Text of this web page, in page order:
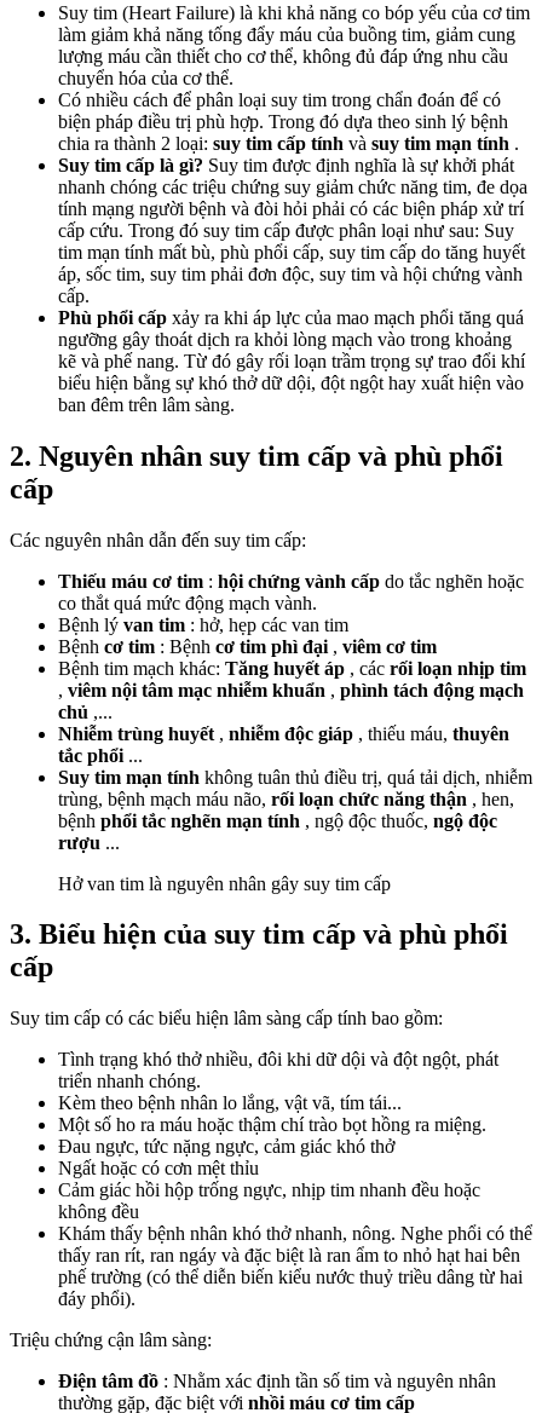
Suy tim (Heart Failure) là khi khả năng co bóp yếu của cơ tim
làm giảm khả năng tống đẩy máu của buồng tim, giảm cung
lượng máu cần thiết cho cơ thể, không đủ đáp ứng nhu cầu
chuyển hóa của cơ thể.
Có nhiều cách để phân loại suy tim trong chẩn đoán để có
biện pháp điều trị phù hợp. Trong đó dựa theo sinh lý bệnh
chia ra thành 2 loại: suy tim cấp tính và suy tim mạn tính .
Suy tim cấp là gì? Suy tim được định nghĩa là sự khởi phát
nhanh chóng các triệu chứng suy giảm chức năng tim, đe dọa
tính mạng người bệnh và đòi hỏi phải có các biện pháp xử trí
cấp cứu. Trong đó suy tim cấp được phân loại như sau: Suy
tim mạn tính mất bù, phù phổi cấp, suy tim cấp do tăng huyết
áp, sốc tim, suy tim phải đơn độc, suy tim và hội chứng vành
cấp.
Phù phổi cấp xảy ra khi áp lực của mao mạch phổi tăng quá
ngưỡng gây thoát dịch ra khỏi lòng mạch vào trong khoảng
kẽ và phế nang. Từ đó gây rối loạn trầm trọng sự trao đổi khí
biểu hiện bằng sự khó thở dữ dội, đột ngột hay xuất hiện vào
ban đêm trên lâm sàng.
2. Nguyên nhân suy tim cấp và phù phổi
cấp
Các nguyên nhân dẫn đến suy tim cấp:
Thiếu máu cơ tim : hội chứng vành cấp do tắc nghẽn hoặc
co thắt quá mức động mạch vành.
Bệnh lý van tim : hở, hẹp các van tim
Bệnh cơ tim : Bệnh cơ tim phì đại , viêm cơ tim
Bệnh tim mạch khác: Tăng huyết áp , các rối loạn nhịp tim
, viêm nội tâm mạc nhiễm khuẩn , phình tách động mạch
chủ ,...
Nhiễm trùng huyết , nhiễm độc giáp , thiếu máu, thuyên
tắc phổi ...
Suy tim mạn tính không tuân thủ điều trị, quá tải dịch, nhiễm
trùng, bệnh mạch máu não, rối loạn chức năng thận , hen,
bệnh phổi tắc nghẽn mạn tính , ngộ độc thuốc, ngộ độc
rượu ...
Hở van tim là nguyên nhân gây suy tim cấp
3. Biểu hiện của suy tim cấp và phù phổi
cấp
Suy tim cấp có các biểu hiện lâm sàng cấp tính bao gồm:
Tình trạng khó thở nhiều, đôi khi dữ dội và đột ngột, phát
triển nhanh chóng.
Kèm theo bệnh nhân lo lắng, vật vã, tím tái...
Một số ho ra máu hoặc thậm chí trào bọt hồng ra miệng.
Đau ngực, tức nặng ngực, cảm giác khó thở
Ngất hoặc có cơn mệt thỉu
Cảm giác hồi hộp trống ngực, nhịp tim nhanh đều hoặc
không đều
Khám thấy bệnh nhân khó thở nhanh, nông. Nghe phổi có thể
thấy ran rít, ran ngáy và đặc biệt là ran ẩm to nhỏ hạt hai bên
phế trường (có thể diễn biến kiểu nước thuỷ triều dâng từ hai
đáy phổi).
Triệu chứng cận lâm sàng:
Điện tâm đồ : Nhằm xác định tần số tim và nguyên nhân
thường gặp, đặc biệt với nhồi máu cơ tim cấp